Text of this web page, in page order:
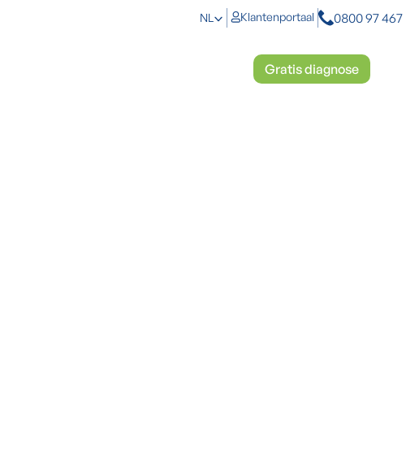
NL Klantenportaal 0800 97 467
Gratis diagnose